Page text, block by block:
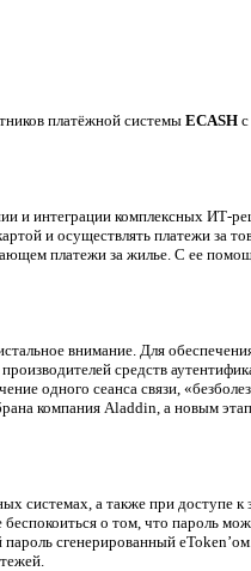
платёжной системы ECASH
и интеграции комплексных ИТ-
и осуществлять платежи за
платежи за жилье. С ее
внимание. Для
средств
одного сеанса связи,
компания Aladdin, а новым
системах, а также при доступе
беспокоиться о том, что пароль
сгенерированный